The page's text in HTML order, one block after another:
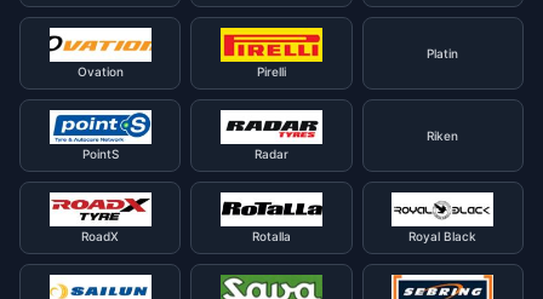
Ovation Pirelli
Platin
PointS Radar
Riken
RoadX Rotalla Royal Black